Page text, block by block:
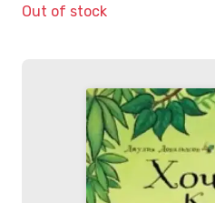
Out of stock